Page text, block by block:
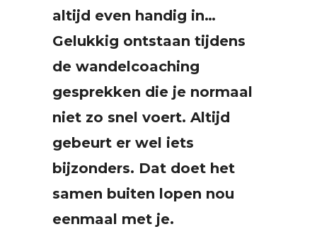
altijd even handig in…
Gelukkig ontstaan tijdens
de wandelcoaching
gesprekken die je normaal
niet zo snel voert. Altijd
gebeurt er wel iets
bijzonders. Dat doet het
samen buiten lopen nou
eenmaal met je.